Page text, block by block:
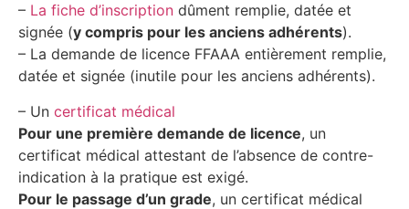
– La fiche d’inscription dûment remplie, datée et
signée (y compris pour les anciens adhérents).
– La demande de licence FFAAA entièrement remplie,
datée et signée (inutile pour les anciens adhérents).
– Un certificat médical
Pour une première demande de licence, un
certificat médical attestant de l’absence de contre-
indication à la pratique est exigé.
Pour le passage d’un grade, un certificat médical